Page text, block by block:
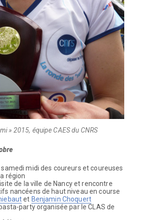
» 2015, équipe CAES du CNRS
midi des coureurs et coureuses
région
de la ville de Nancy et rencontre
nancéens de haut niveau en course
et Benjamin Choquert
party organisée par le CLAS de